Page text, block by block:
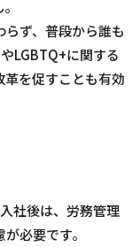
ず、普段から誰も
LGBTQ+に関する
を促すことも有効
社後は、労務管理
必要です。